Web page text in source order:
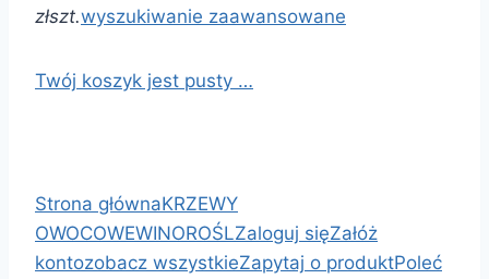
złszt.wyszukiwanie zaawansowane
Twój koszyk jest pusty …
Strona głównaKRZEWY
OWOCOWEWINOROŚLZaloguj sięZałóż
kontozobacz wszystkieZapytaj o produktPoleć